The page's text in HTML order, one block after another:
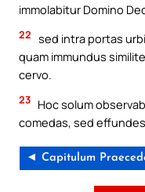
immolabitur Domino
22 sed intra portas
quam immundus
cervo.
23 Hoc solum
comedas, sed
◄ Capitulum